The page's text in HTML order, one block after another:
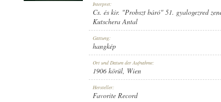
1906 KÖRÜL
FAVORITE RECORD
Interpret:
Cs. és kir. "Probszt báró" 51. gyalogezred
Kutschera Antal
Gattung:
hangkép
Ort und Datum der Aufnahme:
1906 körül, Wien
Hersteller:
Favorite Record